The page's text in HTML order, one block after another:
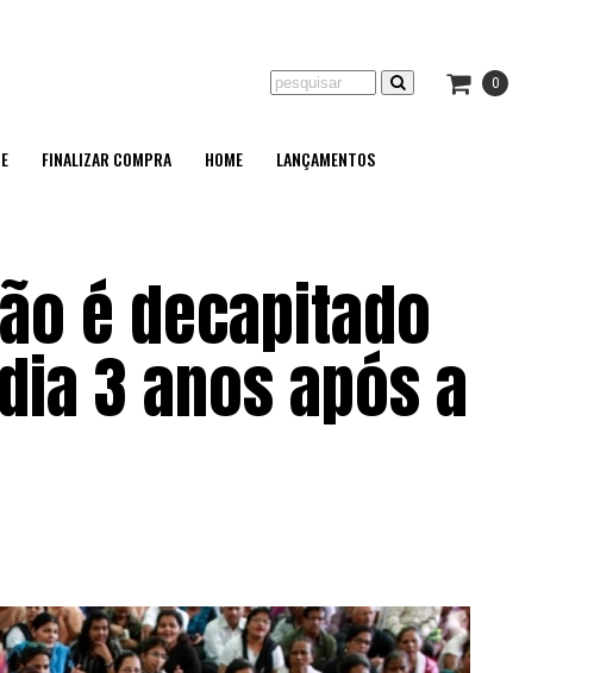
0
FINALIZAR COMPRA HOME LANÇAMENTOS
é decapitado
3 anos após a